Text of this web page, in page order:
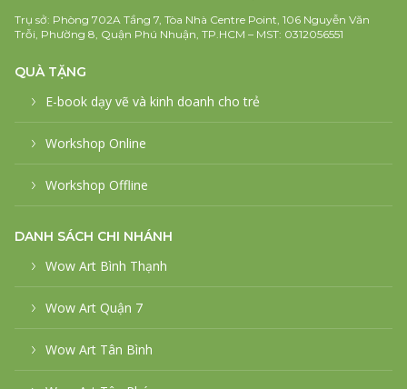
Trụ sở: Phòng 702A Tầng 7, Tòa Nhà Centre Point, 106 Nguyễn Văn
Trỗi, Phường 8, Quận Phú Nhuận, TP.HCM – MST: 0312056551
QUÀ TẶNG
E-book dạy vẽ và kinh doanh cho trẻ
Workshop Online
Workshop Offline
DANH SÁCH CHI NHÁNH
Wow Art Bình Thạnh
Wow Art Quận 7
Wow Art Tân Bình